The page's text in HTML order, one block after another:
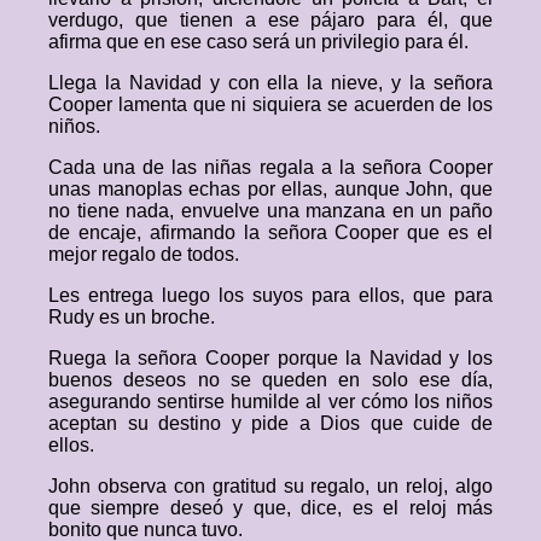
verdugo, que tienen a ese pájaro para él, que
afirma que en ese caso será un privilegio para él.
Llega la Navidad y con ella la nieve, y la señora
Cooper lamenta que ni siquiera se acuerden de los
niños.
Cada una de las niñas regala a la señora Cooper
unas manoplas echas por ellas, aunque John, que
no tiene nada, envuelve una manzana en un paño
de encaje, afirmando la señora Cooper que es el
mejor regalo de todos.
Les entrega luego los suyos para ellos, que para
Rudy es un broche.
Ruega la señora Cooper porque la Navidad y los
buenos deseos no se queden en solo ese día,
asegurando sentirse humilde al ver cómo los niños
aceptan su destino y pide a Dios que cuide de
ellos.
John observa con gratitud su regalo, un reloj, algo
que siempre deseó y que, dice, es el reloj más
bonito que nunca tuvo.